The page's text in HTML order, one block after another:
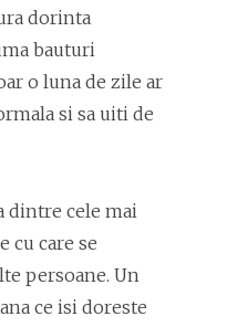
dorinta
bauturi
o luna de zile ar
si sa uiti de
dintre cele mai
cu care se
persoane. Un
ce isi doreste